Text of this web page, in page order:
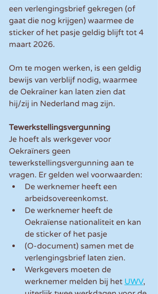
een verlengingsbrief gekregen (of
gaat die nog krijgen) waarmee de
sticker of het pasje geldig blijft tot 4
maart 2026.
Om te mogen werken, is een geldig
bewijs van verblijf nodig, waarmee
de Oekraïner kan laten zien dat
hij/zij in Nederland mag zijn.
Tewerkstellingsvergunning
Je hoeft als werkgever voor
Oekraïners geen
tewerkstellingsvergunning aan te
vragen. Er gelden wel voorwaarden:
De werknemer heeft een
arbeidsovereenkomst.
De werknemer heeft de
Oekraïense nationaliteit en kan
de sticker of het pasje
(O-document) samen met de
verlengingsbrief laten zien.
Werkgevers moeten de
werknemer melden bij het UWV,